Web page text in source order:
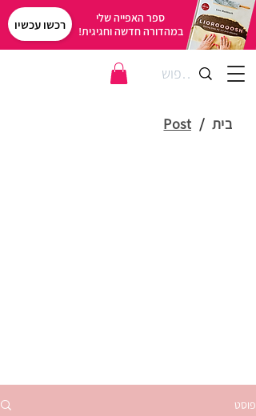
רכשו עכשיו
ספר האפייה שלי
במהדורה חדשה וחגיגית!
בית /
Post
פוסט